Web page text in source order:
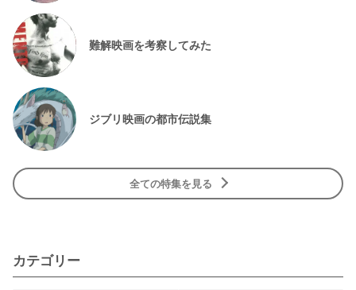
難解映画を考察してみた
ジブリ映画の都市伝説集
全ての特集を見る
カテゴリー